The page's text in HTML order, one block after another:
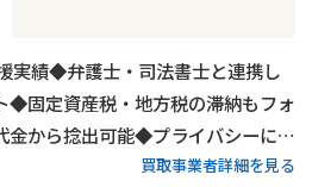
実績◆弁護士・司法書士と連携し
◆固定資産税・地方税の滞納もフォ
から捻出可能◆プライバシーに配
申請から就職支援まで総合的にサポ
買取事業者詳細を見る